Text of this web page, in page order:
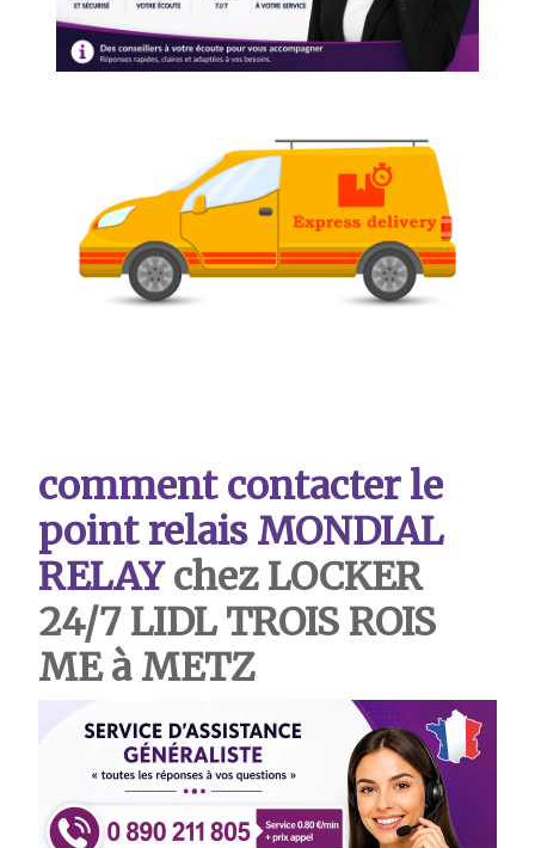
comment contacter le
point relais MONDIAL
RELAYchez LOCKER
24/7 LIDL TROIS ROIS
ME à METZ